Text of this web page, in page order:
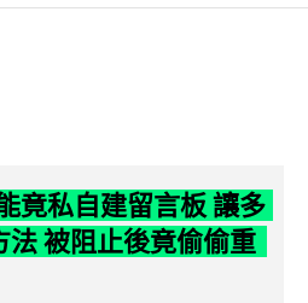
竟私自建留言板 讓多
法 被阻止後竟偷偷重